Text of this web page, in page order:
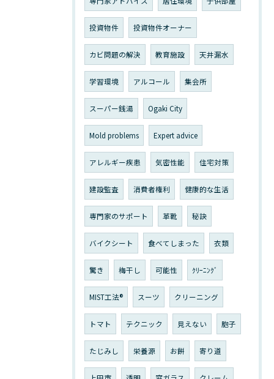
投資物件 投資物件オーナー
カビ問題の解決 教育施設 天井漏水
学習環境 アルコール 集会所
スーパー銭湯 Ogaki City
Mold problems Expert advice
アレルギー疾患 気密性能 住宅対策
建設監査 消費者権利 健康的な生活
専門家のサポート 革靴 秘訣
バイクシート 食べてしまった 衣類
驚き 梅干し 可能性 ｸﾘｰﾆﾝｸﾞ
MIST工法® スーツ クリーニング
トマト テクニック 見えない 胞子
たじみし 栄養源 お餅 寄り道